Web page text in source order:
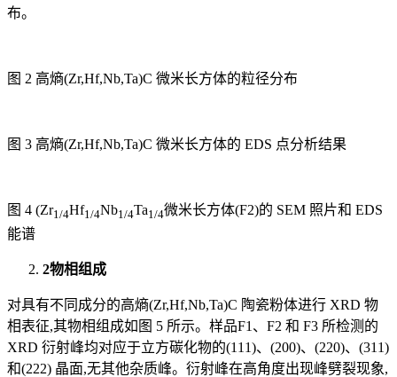
布。
图 2 高熵(Zr,Hf,Nb,Ta)C 微米长方体的粒径分布
图 3 高熵(Zr,Hf,Nb,Ta)C 微米长方体的 EDS 点分析结果
图 4 (Zr1/4Hf1/4Nb1/4Ta1/4微米长方体(F2)的 SEM 照片和 EDS
能谱
2物相组成
对具有不同成分的高熵(Zr,Hf,Nb,Ta)C 陶瓷粉体进行 XRD 物
相表征,其物相组成如图 5 所示。样品F1、F2 和 F3 所检测的
XRD 衍射峰均对应于立方碳化物的(111)、(200)、(220)、(311)
和(222) 晶面,无其他杂质峰。衍射峰在高角度出现峰劈裂现象,